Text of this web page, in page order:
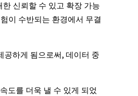
신뢰할 수 있고 확장 가능
이 수반되는 환경에서 무결
하게 됨으로써, 데이터 중
도를 더욱 낼 수 있게 되었